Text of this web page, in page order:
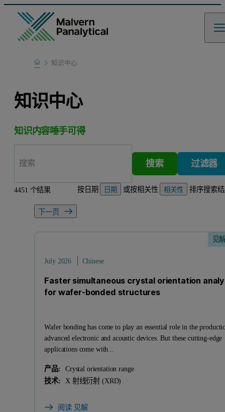
Home
Learn
知识中心
知识中心
知识内容唾手可得
搜索 过滤器
4451 个结果 按日期 日期 或按相关性 相关性 排序搜索
下一页
见
July 2026 Chinese
Faster simultaneous crystal orientation
for wafer-bonded structures
Wafer bonding has come to play an essential role in the
advanced electronic and acoustic devices. But these cutting-edge
applications come with...
产品:
Crystal orientation range
技术:
X 射线衍射 (XRD)
阅读 见解